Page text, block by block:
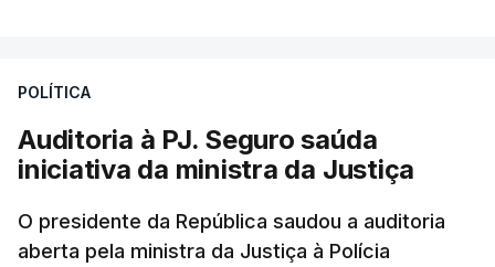
apreendido numa operação de droga.
POLÍTICA
Auditoria à PJ. Seguro saúda
iniciativa da ministra da Justiça
O presidente da República saudou a auditoria
aberta pela ministra da Justiça à Polícia